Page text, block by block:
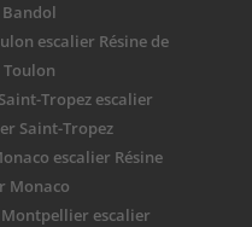
escalier Résine de
Tropez escalier
Saint-Tropez
escalier Résine
Monaco
escalier